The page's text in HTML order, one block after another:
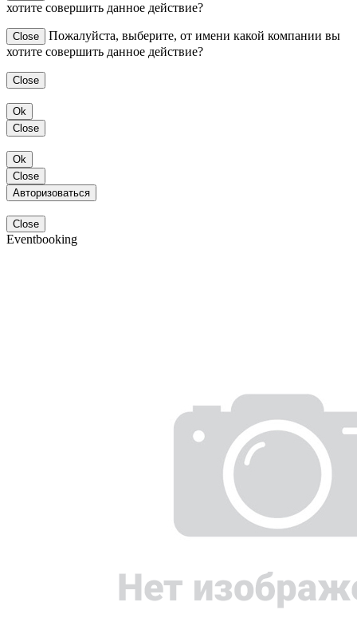
хотите совершить данное действие?
Close
Пожалуйста, выберите, от имени какой компании вы
хотите совершить данное действие?
Close
Ok
Close
Ok
Close
Авторизоваться
Close
Eventbooking